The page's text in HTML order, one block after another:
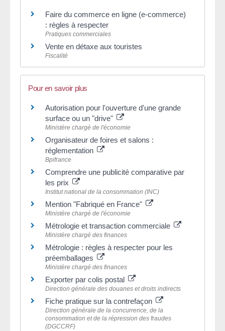
Faire du commerce en ligne (e-commerce)
: règles à respecter
Pratiques commerciales
Vente en détaxe aux touristes
Fiscalité
Pour en savoir plus
Autorisation pour l'ouverture d'une grande
surface ou un "drive"
Ministère chargé de l'économie
Organisateur de foires et salons :
réglementation
Bpifrance
Comprendre une publicité comparative par
les prix
Institut national de la consommation (INC)
Mention "Fabriqué en France"
Ministère chargé de l'économie
Métrologie et transaction commerciale
Ministère chargé des finances
Métrologie : règles à respecter pour les
préemballages
Ministère chargé des finances
Exporter par colis postal
Direction générale des douanes et droits indirects
Fiche pratique sur la contrefaçon
Direction générale de la concurrence, de la
consommation et de la répression des fraudes
(DGCCRF)